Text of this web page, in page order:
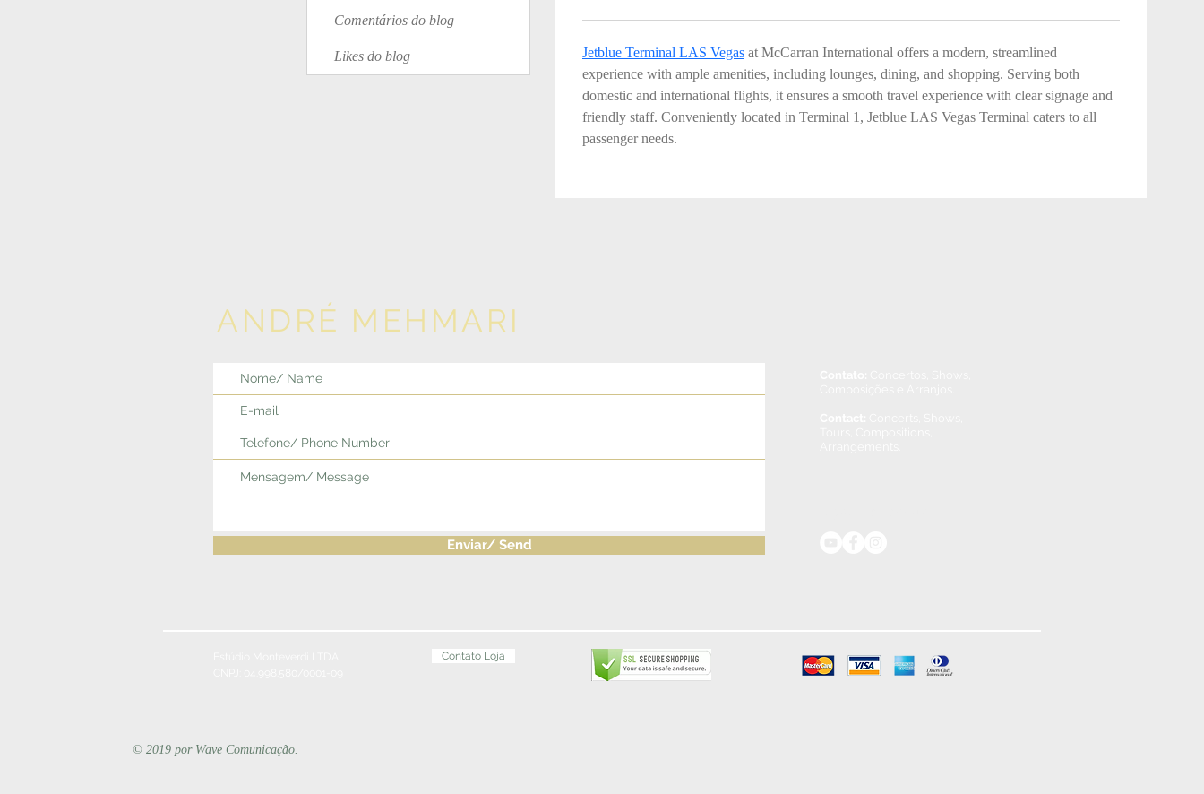
Jetblue Terminal LAS Vegas at McCarran International offers a modern, streamlined
experience with ample amenities, including lounges, dining, and shopping. Serving both
domestic and international flights, it ensures a smooth travel experience with clear signage and
friendly staff. Conveniently located in Terminal 1, Jetblue LAS Vegas Terminal caters to all
passenger needs.
Comentários do blog
Likes do blog
ANDRÉ MEHMARI
Enviar/ Send
Contato Loja
© 2019 por Wave Comunicação.